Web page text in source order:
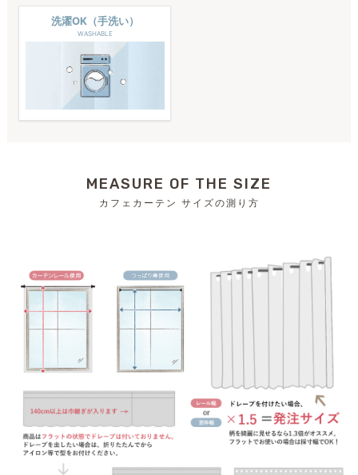
洗濯OK（手洗い）
WASHABLE
MEASURE OF THE SIZE
カフェカーテン サイズの測り方